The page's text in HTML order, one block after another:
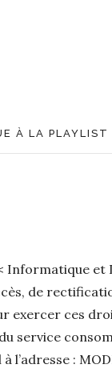
À LA PLAYLIST
Informatique et
de
exercer ces
service
l’adresse :